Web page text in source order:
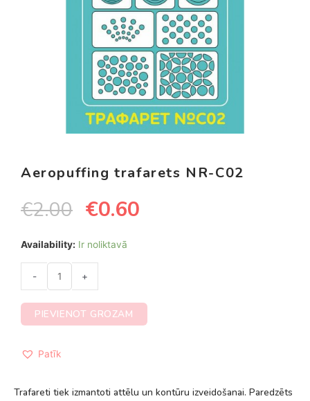
Aeropuffing trafarets NR-C02
€2.00 €0.60
Availability: Ir noliktavā
- +
PIEVIENOT GROZAM
Patīk
Trafareti tiek izmantoti attēlu un kontūru izveidošanai. Paredzēts